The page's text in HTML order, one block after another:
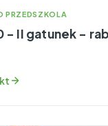
PRZEDSZKOLA
– II gatunek –